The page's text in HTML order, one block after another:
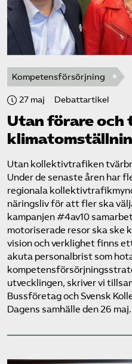
Kompetensförsörjning
27 maj Debattartikel
Utan förare och
Utan kollektivtrafiken
Under de senaste åren har
regionala
näringsliv för att fler ska
kampanjen #4av10
motoriserade resor ska ske
vision och verklighet finns
akuta personalbrist som
utvecklingen, skriver vi
Bussföretag och Svensk
Dagens samhälle den 26 maj.